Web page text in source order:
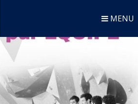
MENU